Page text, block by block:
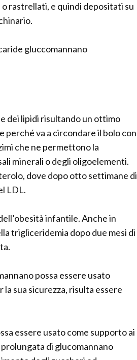
rastrellati, e quindi depositati su
gluccomannano
dei lipidi risultando un ottimo
perché va a circondare il bolo con
che ne permettono la
minerali o degli oligoelementi.
dove dopo otto settimane di
LDL.
infantile. Anche in
trigliceridemia dopo due mesi di
possa essere usato
sua sicurezza, risulta essere
essere usato come supporto ai
di glucomannano